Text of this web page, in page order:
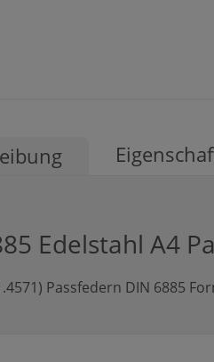
Edelstahl A4
Passfedern DIN 6885